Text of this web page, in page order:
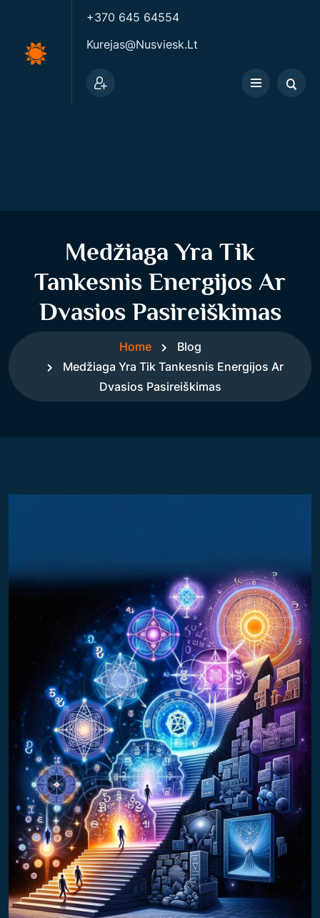
+370 645 64554
Kurejas@nusviesk.lt
Medžiaga Yra Tik
Tankesnis Energijos Ar
Dvasios Pasireiškimas
Home
Blog
Medžiaga Yra Tik Tankesnis Energijos Ar
Dvasios Pasireiškimas